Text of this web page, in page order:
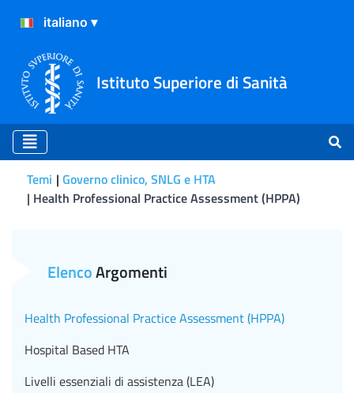
Istituto Superiore di Sanità
Temi Governo clinico, SNLG e HTA
Health Professional Practice Assessment (HPPA)
ElencoArgomenti
Health Professional Practice Assessment (HPPA)
Hospital Based HTA
Livelli essenziali di assistenza (LEA)